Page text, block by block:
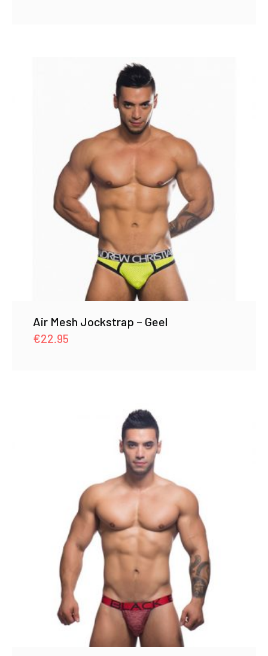
Air Mesh Jockstrap – Geel
€22.95